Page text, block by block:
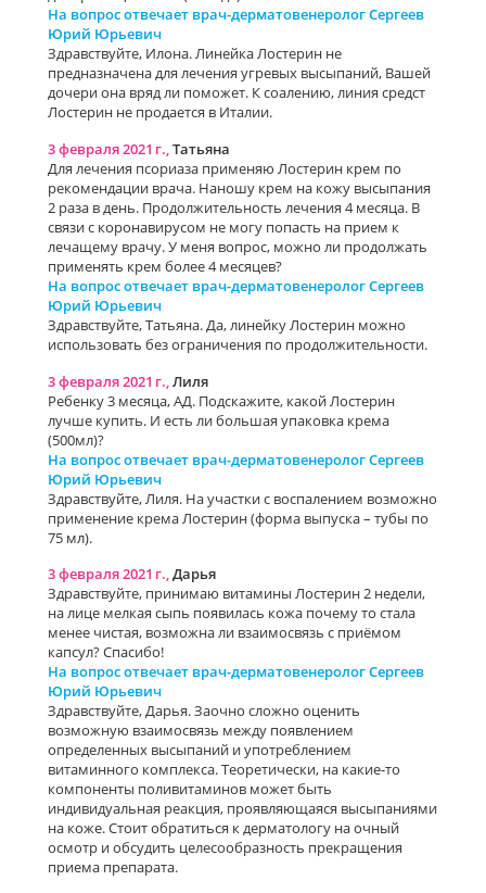
На вопрос отвечает врач-дерматовенеролог Сергеев
Юрий Юрьевич
Здравствуйте, Илона. Линейка Лостерин не
предназначена для лечения угревых высыпаний, Вашей
дочери она вряд ли поможет. К соалению, линия средст
Лостерин не продается в Италии.
3 февраля 2021 г.,Татьяна
Для лечения псориаза применяю Лостерин крем по
рекомендации врача. Наношу крем на кожу высыпания
2 раза в день. Продолжительность лечения 4 месяца. В
связи с коронавирусом не могу попасть на прием к
лечащему врачу. У меня вопрос, можно ли продолжать
применять крем более 4 месяцев?
На вопрос отвечает врач-дерматовенеролог Сергеев
Юрий Юрьевич
Здравствуйте, Татьяна. Да, линейку Лостерин можно
использовать без ограничения по продолжительности.
3 февраля 2021 г.,Лиля
Ребенку 3 месяца, АД. Подскажите, какой Лостерин
лучше купить. И есть ли большая упаковка крема
(500мл)?
На вопрос отвечает врач-дерматовенеролог Сергеев
Юрий Юрьевич
Здравствуйте, Лиля. На участки с воспалением возможно
применение крема Лостерин (форма выпуска – тубы по
75 мл).
3 февраля 2021 г.,Дарья
Здравствуйте, принимаю витамины Лостерин 2 недели,
на лице мелкая сыпь появилась кожа почему то стала
менее чистая, возможна ли взаимосвязь с приёмом
капсул? Спасибо!
На вопрос отвечает врач-дерматовенеролог Сергеев
Юрий Юрьевич
Здравствуйте, Дарья. Заочно сложно оценить
возможную взаимосвязь между появлением
определенных высыпаний и употреблением
витаминного комплекса. Теоретически, на какие-то
компоненты поливитаминов может быть
индивидуальная реакция, проявляющаяся высыпаниями
на коже. Стоит обратиться к дерматологу на очный
осмотр и обсудить целесообразность прекращения
приема препарата.